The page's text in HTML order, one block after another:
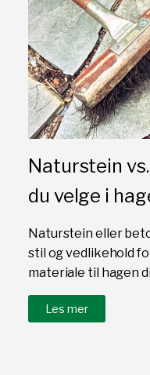
Naturstein
du velge i
Naturstein eller
stil og vedlikehold
materiale til hagen
Les mer